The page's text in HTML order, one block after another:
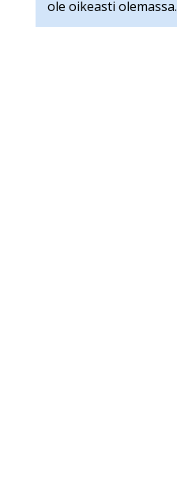
ole oikeasti olemassa.